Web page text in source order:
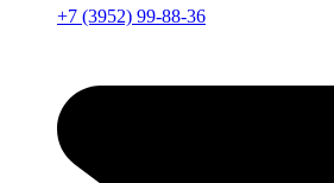
+7 (3952) 99-88-36